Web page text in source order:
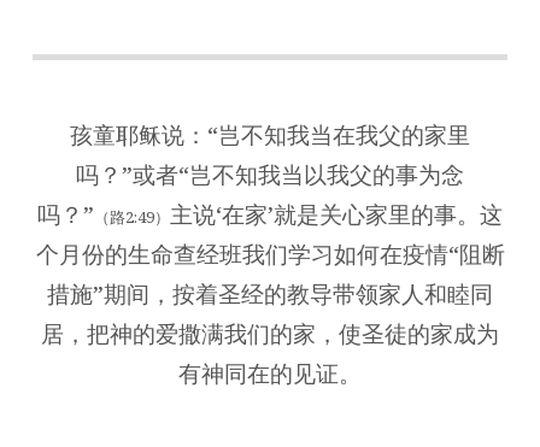
孩童耶稣说：“岂不知我当在我父的家里
吗？”或者“岂不知我当以我父的事为念
吗？” （路2:49） 主说‘在家’就是关心家里的事。这
个月份的生命查经班我们学习如何在疫情“阻断
措施”期间，按着圣经的教导带领家人和睦同
居，把神的爱撒满我们的家，使圣徒的家成为
有神同在的见证。